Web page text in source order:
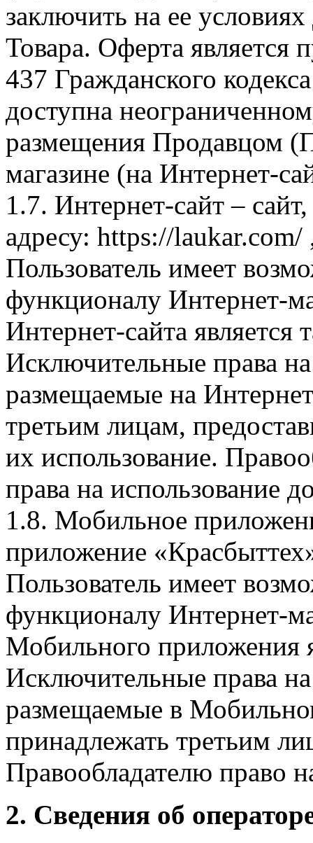
заключить на ее
Товара. Оферта является
437 Гражданского
доступна
размещения Продавцом
магазине (на Интернет-
1.7. Интернет-сайт –
адресу: https://laukar.com/
Пользователь имеет
функционалу Интернет-
Интернет-сайта
Исключительные права
размещаемые на
третьим лицам,
их использование.
права на использование
1.8. Мобильное
приложение
Пользователь имеет
функционалу Интернет-
Мобильного приложения
Исключительные права
размещаемые в
принадлежать третьим
Правообладателю право
2. Сведения об